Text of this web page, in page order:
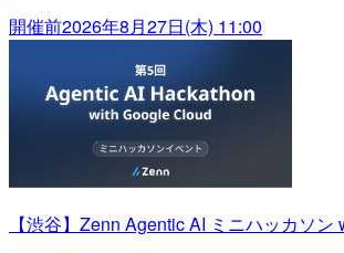
開催前2026年8月27日(木) 11:00
【渋谷】Zenn Agentic AI ミニハッカソ